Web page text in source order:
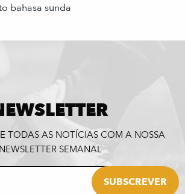
bahasa sunda
TODAS AS NOTÍCIAS COM A NOSSA
NEWSLETTER SEMANAL